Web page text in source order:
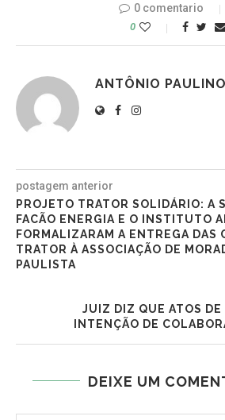
0 comentario
0
ANTÔNIO PAULINO
postagem anterior
PROJETO TRATOR SOLIDÁRIO: A
FACÃO ENERGIA E O INSTITUTO
FORMALIZARAM A ENTREGA DAS
TRATOR À ASSOCIAÇÃO DE
PAULISTA
JUIZ DIZ QUE ATOS DE
INTENÇÃO DE
DEIXE UM